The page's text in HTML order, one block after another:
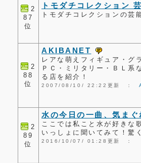
2
87
位
トモダチコレクション
トモダチコレクションの芸
2
88
位
AKIBANET
レアな萌えフィギュア・グ
ＰＣ・ミリタリー・ＢＬ系
る店を紹介！
2007/08/10/ 22:22更新 ：
2
89
位
水の今日の一曲、気まぐ
ここでは私こと水が好きな
いっしょに聞いてみて！驚
2016/10/07/ 01:28更新 ：